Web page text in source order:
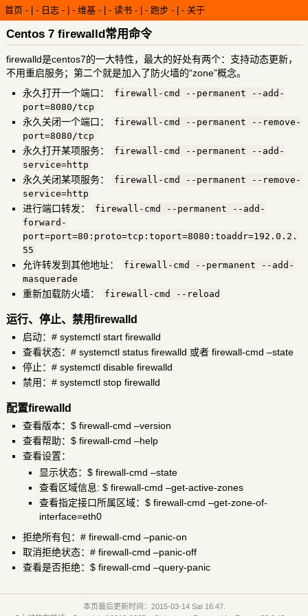
首页 - 日志 - 维基 - 读书 - 跑步 - 关于
Centos 7 firewalld常用命令
firewalld是centos7的一大特性，最大的好处有两个：支持动态更新，
不用重启服务；第二个就是加入了防火墙的“zone”概念。
永久打开一个端口：
firewall-cmd --permanent --add-
port=8080/tcp
永久关闭一个端口：
firewall-cmd --permanent --remove-
port=8080/tcp
永久打开某项服务：
firewall-cmd --permanent --add-
service=http
永久关闭某项服务：
firewall-cmd --permanent --remove-
service=http
进行端口转发：
firewall-cmd --permanent --add-
forward-
port=port=80:proto=tcp:toport=8080:toaddr=192.0.2.
55
允许转发到其他地址：
firewall-cmd --permanent --add-
masquerade
重新加载防火墙： firewall-cmd --reload
运行、停止、禁用firewalld
启动：# systemctl start firewalld
查看状态：# systemctl status firewalld 或者 firewall-cmd –state
停止：# systemctl disable firewalld
禁用：# systemctl stop firewalld
配置firewalld
查看版本：$ firewall-cmd –version
查看帮助：$ firewall-cmd –help
查看设置：
显示状态：$ firewall-cmd –state
查看区域信息: $ firewall-cmd –get-active-zones
查看指定接口所属区域：$ firewall-cmd –get-zone-of-
interface=eth0
拒绝所有包：# firewall-cmd –panic-on
取消拒绝状态：# firewall-cmd –panic-off
查看是否拒绝：$ firewall-cmd –query-panic
本页最后更新时间：2015-03-14 Sat 16:47.